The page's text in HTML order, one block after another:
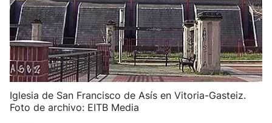
Iglesia de San Francisco de Asís en Vitoria-Gasteiz.
Foto de archivo: EITB Media